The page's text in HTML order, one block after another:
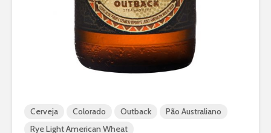
Cerveja Colorado Outback
Pão Australiano
Rye Light American Wheat